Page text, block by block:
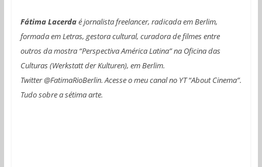
Fátima Lacerdaé jornalista freelancer, radicada em Berlim,
formada em Letras, gestora cultural, curadora de filmes entre
outros da mostra “Perspectiva América Latina” na Oficina das
Culturas (Werkstatt der Kulturen), em Berlim.
Twitter @FatimaRioBerlin. Acesse o meu canal no YT “About Cinema”.
Tudo sobre a sétima arte.